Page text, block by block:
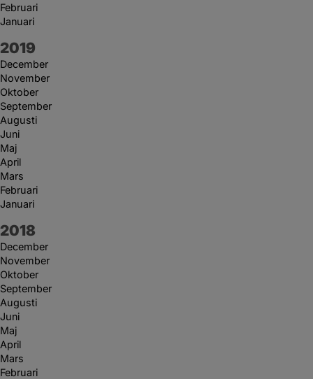
Februari
Januari
År:
2019
December
November
Oktober
September
Augusti
Juni
Maj
April
Mars
Februari
Januari
År:
2018
December
November
Oktober
September
Augusti
Juni
Maj
April
Mars
Februari